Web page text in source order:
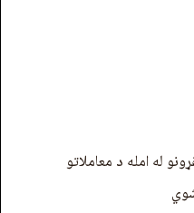
له امله د معاملاتو